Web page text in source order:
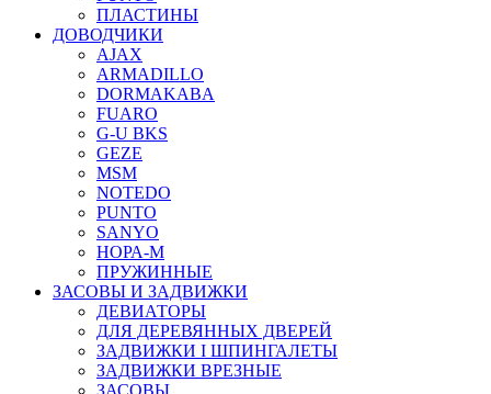
ПЛАСТИНЫ
ДОВОДЧИКИ
AJAX
ARMADILLO
DORMAKABA
FUARO
G-U BKS
GEZE
MSM
NOTEDO
PUNTO
SANYO
НОРА-М
ПРУЖИННЫЕ
ЗАСОВЫ И ЗАДВИЖКИ
ДЕВИАТОРЫ
ДЛЯ ДЕРЕВЯННЫХ ДВЕРЕЙ
ЗАДВИЖКИ I ШПИНГАЛЕТЫ
ЗАДВИЖКИ ВРЕЗНЫЕ
ЗАСОВЫ